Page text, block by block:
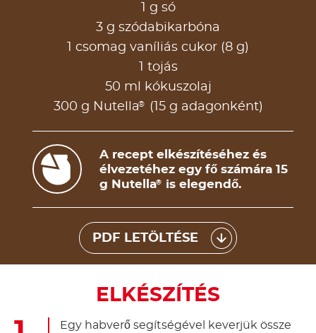
1 g só
3 g szódabikarbóna
1 csomag vaníliás cukor (8 g)
1 tojás
50 ml kókuszolaj
300 g Nutella® (15 g adagonként)
A recept elkészítéséhez és
élvezetéhez egy fő számára 15
g Nutella® is elegendő.
PDF LETÖLTÉSE
ELKÉSZÍTÉS
Egy habverő segítségével keverjük össze